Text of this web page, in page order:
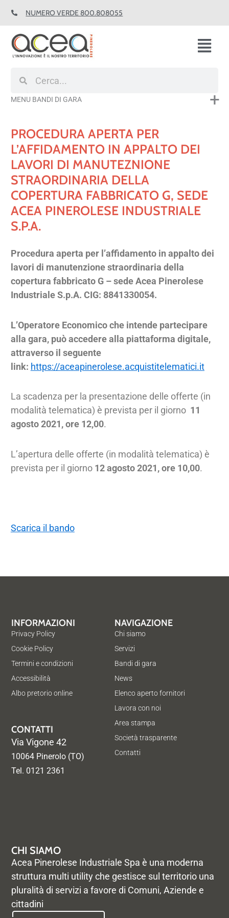
NUMERO VERDE 800.808055
MENU BANDI DI GARA
PROCEDURA APERTA PER
L’AFFIDAMENTO IN APPALTO DEI
LAVORI DI MANUTEZNIONE
STRAORDINARIA DELLA
COPERTURA FABBRICATO G, SEDE
ACEA PINEROLESE INDUSTRIALE
S.P.A.
Procedura aperta per l’affidamento in appalto dei
lavori di manutenzione straordinaria della
copertura fabbricato G – sede Acea Pinerolese
Industriale S.p.A. CIG: 8841330054.
L’Operatore Economico che intende partecipare
alla gara, può accedere alla piattaforma digitale,
attraverso il seguente
link: https://aceapinerolese.acquistitelematici.it
La scadenza per la presentazione delle offerte (in
modalità telematica) è prevista per il giorno 11
agosto 2021, ore 12,00.
L’apertura delle offerte (in modalità telematica) è
prevista per il giorno 12 agosto 2021, ore 10,00.
Scarica il bando
CHI SIAMO
Acea Pinerolese Industriale Spa è una moderna
struttura multi utility che gestisce sul territorio una
pluralità di servizi a favore di Comuni, Aziende e
cittadini
NAVIGAZIONE
Chi siamo
Servizi
Bandi di gara
News
Elenco aperto fornitori
Lavora con noi
Area stampa
Società trasparente
Contatti
INFORMAZIONI
Privacy Policy
Cookie Policy
Termini e condizioni
Accessibilità
Albo pretorio online
CONTATTI
Via Vigone 42
10064 Pinerolo (TO)
Tel. 0121 2361